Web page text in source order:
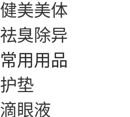
健美美体
祛臭除异
常用用品
护垫
滴眼液